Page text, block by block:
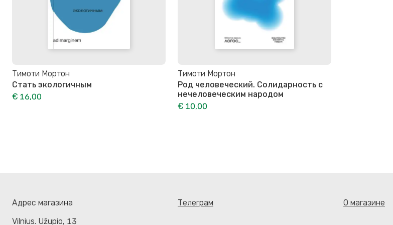
Тимоти Мортон
Стать экологичным
€ 16,00
Тимоти Мортон
Род человеческий. Солидарность с
нечеловеческим народом
€ 10,00
Адрес магазина
Vilnius. Užupio, 13
Телеграм О магазине